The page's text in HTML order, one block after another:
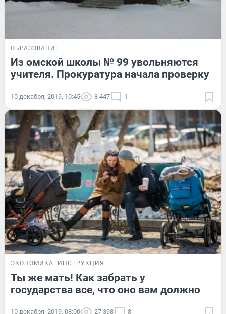
ОБРАЗОВАНИЕ
Из омской школы № 99 увольняются
учителя. Прокуратура начала проверку
10 декабря, 2019, 10:45 8 447 1
ЭКОНОМИКА ИНСТРУКЦИЯ
Ты же мать! Как забрать у
государства все, что оно вам должно
10 декабря, 2019, 08:00 27 398 8